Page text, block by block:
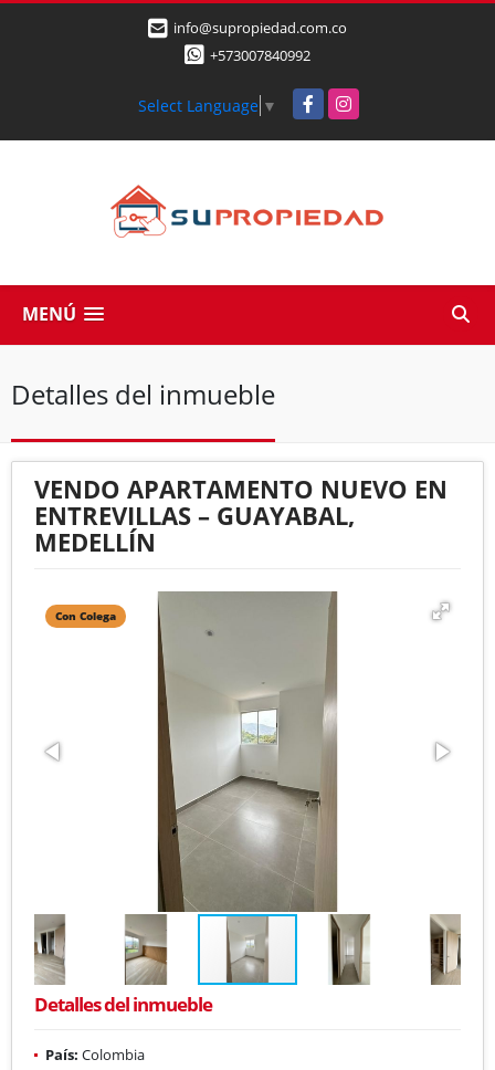
info@supropiedad.com.co
+573007840992
Select Language ▼ FacebookInstagram
MENÚ
Detalles del inmueble
VENDO APARTAMENTO NUEVO EN
ENTREVILLAS – GUAYABAL,
MEDELLÍN
Con Colega
Detalles del inmueble
País: Colombia